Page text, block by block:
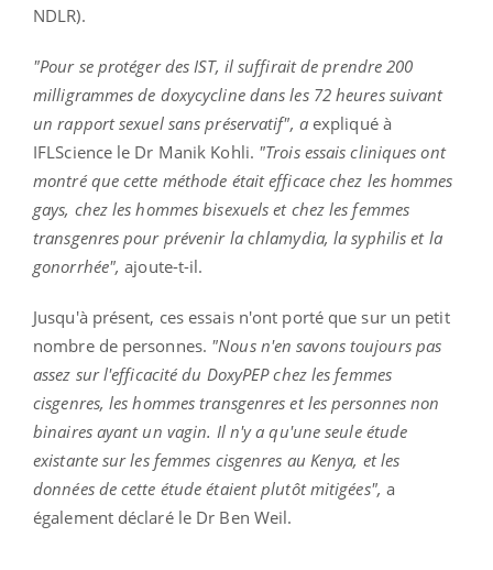
NDLR).
"Pour se protéger des IST, il suffirait de prendre 200
milligrammes de doxycycline dans les 72 heures suivant
un rapport sexuel sans préservatif", aexpliqué à
IFLScience le Dr Manik Kohli. "Trois essais cliniques ont
montré que cette méthode était efficace chez les hommes
gays, chez les hommes bisexuels et chez les femmes
transgenres pour prévenir la chlamydia, la syphilis et la
gonorrhée", ajoute-t-il.
Jusqu'à présent, ces essais n'ont porté que sur un petit
nombre de personnes. "Nous n'en savons toujours pas
assez sur l'efficacité du DoxyPEP chez les femmes
cisgenres, les hommes transgenres et les personnes non
binaires ayant un vagin. Il n'y a qu'une seule étude
existante sur les femmes cisgenres au Kenya, et les
données de cette étude étaient plutôt mitigées", a
également déclaré le Dr Ben Weil.